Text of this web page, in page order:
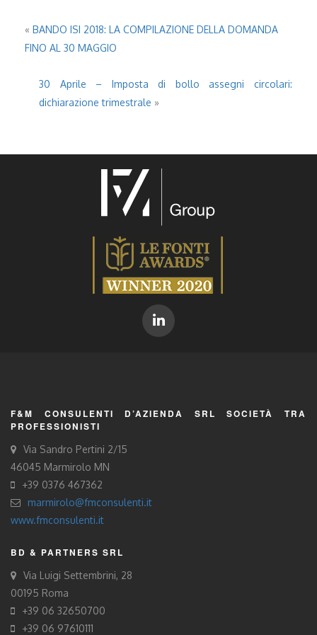
« BANDO ISI 2018: LA COMPILAZIONE DELLA DOMANDA
FINO AL 30 MAGGIO
30 Aprile – Imposta di bollo assegni circolari:
dichiarazione trimestrale »
F&M CONSULENTI D’AZIENDA SRL SOCIETÀ TRA
PROFESSIONISTI
Via Sandro Pertini 2/15
46045 Marmirolo MN
+39 0376 467362
marmirolo@fmconsulenti.it
www.fmconsulenti.it
BD & PARTNERS SRL
Via Luigi Settembrini, 28
00195 Roma
+39 06 32650700
+39 06 97610111